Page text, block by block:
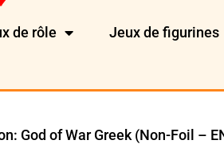
de rôle Jeux de figurines
God of War Greek (Non-Foil –